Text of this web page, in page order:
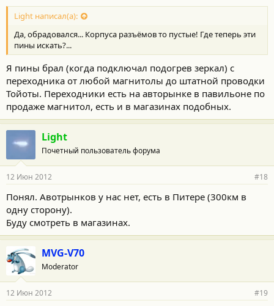
Light написал(а):
Да, обрадовался... Корпуса разъёмов то пустые! Где теперь эти
пины искать?...
Я пины брал (когда подключал подогрев зеркал) с
переходника от любой магнитолы до штатной проводки
Тойоты. Переходники есть на авторынке в павильоне по
продаже магнитол, есть и в магазинах подобных.
Light
Почетный пользователь форума
12 Июн 2012 #18
Понял. Авотрынков у нас нет, есть в Питере (300км в
одну сторону).
Буду смотреть в магазинах.
MVG-V70
Moderator
12 Июн 2012 #19